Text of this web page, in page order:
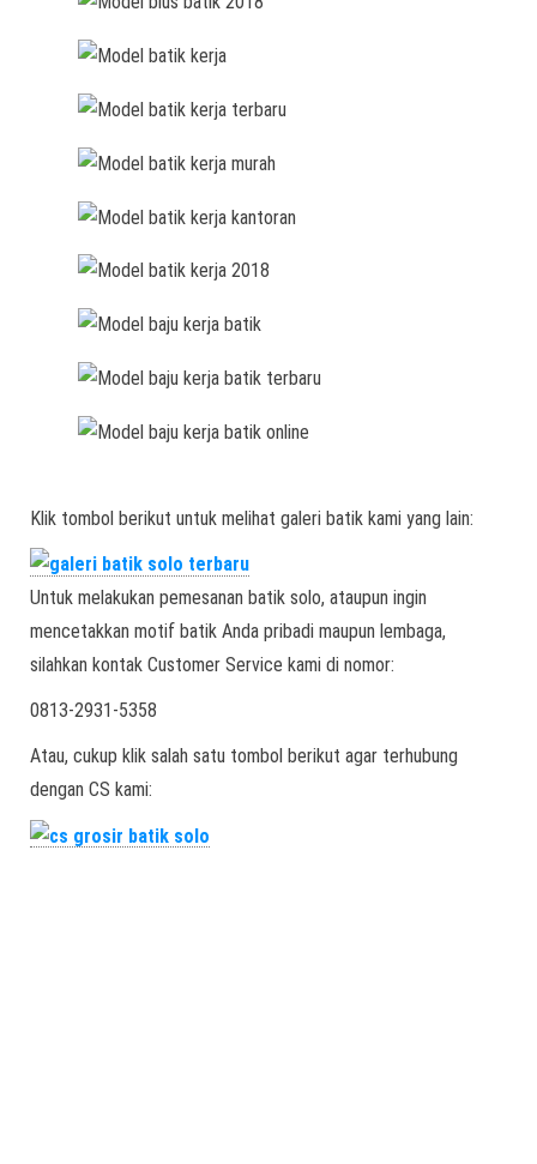
Klik tombol berikut untuk melihat galeri batik kami yang lain:
Untuk melakukan pemesanan batik solo, ataupun ingin
mencetakkan motif batik Anda pribadi maupun lembaga,
silahkan kontak Customer Service kami di nomor:
0813-2931-5358
Atau, cukup klik salah satu tombol berikut agar terhubung
dengan CS kami: